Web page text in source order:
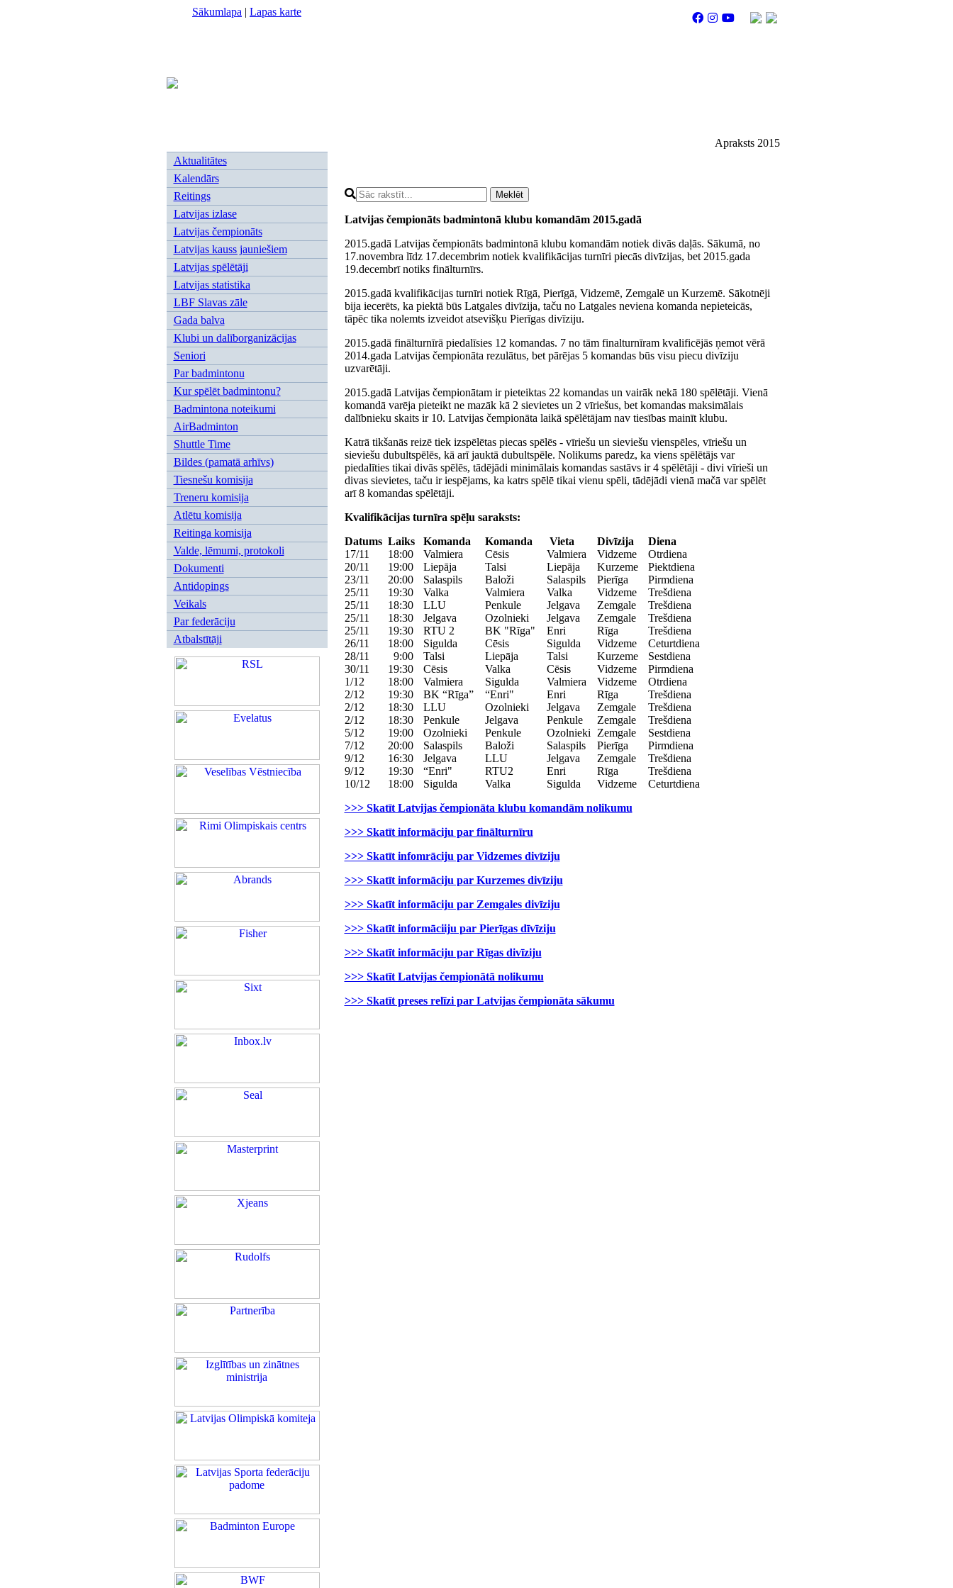
Sākumlapa | Lapas karte
Aktualitātes
Kalendārs
Reitings
Latvijas izlase
Latvijas čempionāts
Latvijas kauss jauniešiem
Latvijas spēlētāji
Latvijas statistika
LBF Slavas zāle
Gada balva
Klubi un dalīborganizācijas
Seniori
Par badmintonu
Kur spēlēt badmintonu?
Badmintona noteikumi
AirBadminton
Shuttle Time
Bildes (pamatā arhīvs)
Tiesnešu komisija
Treneru komisija
Atlētu komisija
Reitinga komisija
Valde, lēmumi, protokoli
Dokumenti
Antidopings
Veikals
Par federāciju
Atbalstītāji
Apraksts 2015
Meklēt
Latvijas čempionāts badmintonā klubu komandām 2015.gadā
2015.gadā Latvijas čempionāts badmintonā klubu komandām notiek divās daļās. Sākumā, no
17.novembra līdz 17.decembrim notiek kvalifikācijas turnīri piecās divīzijas, bet 2015.gada
19.decembrī notiks finālturnīrs.
2015.gadā kvalifikācijas turnīri notiek Rīgā, Pierīgā, Vidzemē, Zemgalē un Kurzemē. Sākotnēji
bija iecerēts, ka piektā būs Latgales divīzija, taču no Latgales neviena komanda nepieteicās,
tāpēc tika nolemts izveidot atsevišķu Pierīgas divīziju.
2015.gadā finālturnīrā piedalīsies 12 komandas. 7 no tām finalturnīram kvalificējās ņemot vērā
2014.gada Latvijas čempionāta rezulātus, bet pārējas 5 komandas būs visu piecu divīziju
uzvarētāji.
2015.gadā Latvijas čempionātam ir pieteiktas 22 komandas un vairāk nekā 180 spēlētāji. Vienā
komandā varēja pieteikt ne mazāk kā 2 sievietes un 2 vīriešus, bet komandas maksimālais
dalībnieku skaits ir 10. Latvijas čempionāta laikā spēlētājam nav tiesības mainīt klubu.
Katrā tikšanās reizē tiek izspēlētas piecas spēlēs - vīriešu un sieviešu vienspēles, vīriešu un
sieviešu dubultspēlēs, kā arī jauktā dubultspēle. Nolikums paredz, ka viens spēlētājs var
piedalīties tikai divās spēlēs, tādējādi minimālais komandas sastāvs ir 4 spēlētāji - divi vīrieši un
divas sievietes, taču ir iespējams, ka katrs spēlē tikai vienu spēli, tādējādi vienā mačā var spēlēt
arī 8 komandas spēlētāji.
Kvalifikācijas turnīra spēļu saraksts:
Datums Laiks Komanda Komanda Vieta Divīzija Diena
17/11
18:00 Valmiera Cēsis Valmiera Vidzeme
Otrdiena
20/11
19:00 Liepāja Talsi Liepāja Kurzeme
Piektdiena
23/11
20:00 Salaspils Baloži Salaspils Pierīga
Pirmdiena
25/11
19:30 Valka Valmiera Valka Vidzeme
Trešdiena
25/11
18:30 LLU Penkule Jelgava Zemgale
Trešdiena
25/11
18:30 Jelgava Ozolnieki Jelgava Zemgale
Trešdiena
25/11
19:30 RTU 2 BK "Rīga" Enri Rīga
Trešdiena
26/11
18:00 Sigulda Cēsis Sigulda Vidzeme
Ceturtdiena
28/11
9:00 Talsi Liepāja Talsi Kurzeme
Sestdiena
30/11
19:30 Cēsis Valka Cēsis Vidzeme
Pirmdiena
1/12
18:00 Valmiera Sigulda Valmiera Vidzeme
Otrdiena
2/12
19:30 BK “Rīga” “Enri" Enri Rīga
Trešdiena
2/12
18:30 LLU Ozolnieki Jelgava Zemgale
Trešdiena
2/12
18:30 Penkule Jelgava Penkule Zemgale
Trešdiena
5/12
19:00 Ozolnieki Penkule Ozolnieki Zemgale
Sestdiena
7/12
20:00 Salaspils Baloži Salaspils Pierīga
Pirmdiena
9/12
16:30 Jelgava LLU Jelgava Zemgale
Trešdiena
9/12
19:30 “Enri" RTU2 Enri Rīga
Trešdiena
10/12
18:00 Sigulda Valka Sigulda Vidzeme
Ceturtdiena
>>> Skatīt Latvijas čempionāta klubu komandām nolikumu
>>> Skatīt informāciju par finālturnīru
>>> Skatīt infomrāciju par Vidzemes divīziju
>>> Skatīt informāciju par Kurzemes divīziju
>>> Skatīt informāciju par Zemgales divīziju
>>> Skatīt informāciiju par Pierīgas dīvīziju
>>> Skatīt informāciju par Rīgas divīziju
>>> Skatīt Latvijas čempionātā nolikumu
>>> Skatīt preses relīzi par Latvijas čempionāta sākumu